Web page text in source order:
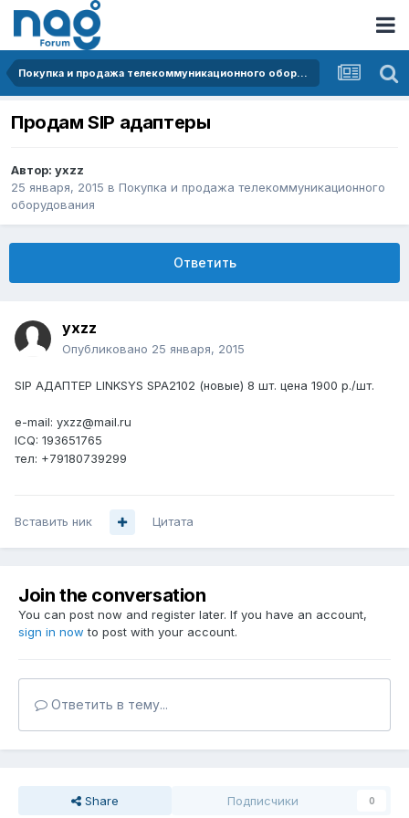
Покупка и продажа телекоммуникационного оборудования
Продам SIP адаптеры
Автор: yxzz
25 января, 2015 в Покупка и продажа телекоммуникационного
оборудования
Ответить
yxzz
Опубликовано 25 января, 2015
SIP АДАПТЕР LINKSYS SPA2102 (новые) 8 шт. цена 1900 р./шт.
e-mail: yxzz@mail.ru
ICQ: 193651765
тел: +79180739299
Вставить ник Цитата
Join the conversation
You can post now and register later. If you have an account,
sign in now to post with your account.
Ответить в тему...
Share Подписчики 0